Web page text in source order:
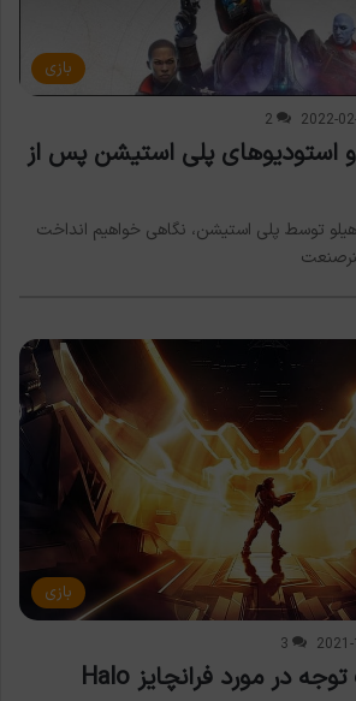
بازی
2022-
2
استودیوهای پلی استیشن پس از
توسط پلی استیشن، نگاهی خواهیم انداخت
بازی
3